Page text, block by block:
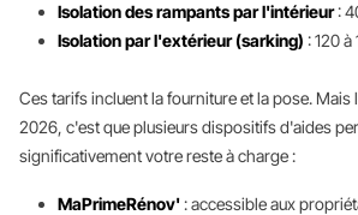
Isolation des rampants par l'intérieur:
Isolation par l'extérieur (sarking) : 120 à
Ces tarifs incluent la fourniture et la pose.
2026, c'est que plusieurs dispositifs d'aides
significativement votre reste à charge :
MaPrimeRénov': accessible aux